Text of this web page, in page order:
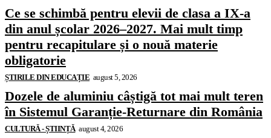
Ce se schimbă pentru elevii de clasa a IX-a
din anul școlar 2026–2027. Mai mult timp
pentru recapitulare și o nouă materie
obligatorie
ȘTIRILE DIN EDUCAȚIE august 5, 2026
Dozele de aluminiu câștigă tot mai mult teren
în Sistemul Garanție-Returnare din România
CULTURĂ - ȘTIINȚĂ august 4, 2026